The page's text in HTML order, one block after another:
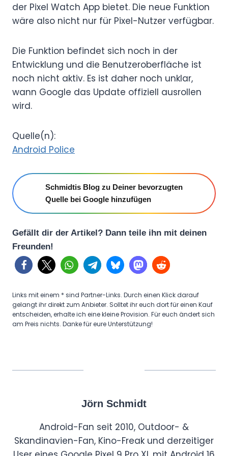
der Pixel Watch App bietet. Die neue Funktion
wäre also nicht nur für Pixel-Nutzer verfügbar.
Die Funktion befindet sich noch in der
Entwicklung und die Benutzeroberfläche ist
noch nicht aktiv. Es ist daher noch unklar,
wann Google das Update offiziell ausrollen
wird.
Quelle(n):
Android Police
Schmidtis Blog zu Deiner bevorzugten
Quelle bei Google hinzufügen
Gefällt dir der Artikel? Dann teile ihn mit deinen
Freunden!
Links mit einem * sind Partner-Links. Durch einen Klick darauf
gelangt ihr direkt zum Anbieter. Solltet ihr euch dort für einen Kauf
entscheiden, erhalte ich eine kleine Provision. Für euch ändert sich
am Preis nichts. Danke für eure Unterstützung!
Jörn Schmidt
Android-Fan seit 2010, Outdoor- &
Skandinavien-Fan, Kino-Freak und derzeitiger